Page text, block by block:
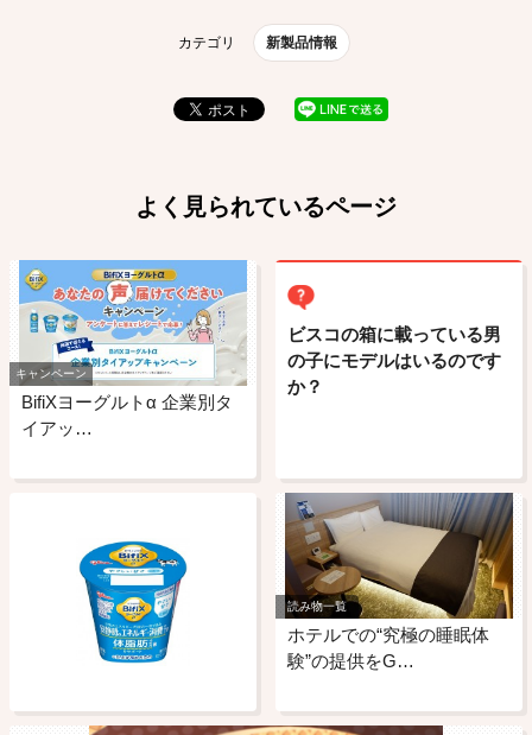
カテゴリ 新製品情報
よく見られているページ
キャンペーン
BifiXヨーグルトα 企業別タ
イアッ…
ビスコの箱に載っている男
の子にモデルはいるのです
か？
読み物一覧
ホテルでの“究極の睡眠体
験”の提供をG…